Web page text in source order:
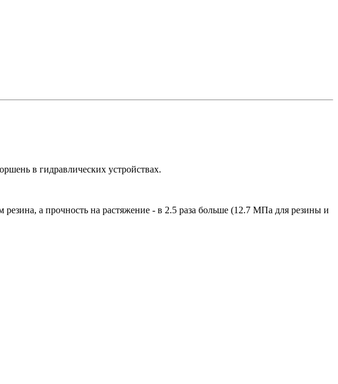
в гидравлических устройствах.
а прочность на растяжение - в 2.5 раза больше (12.7 МПа для резины и